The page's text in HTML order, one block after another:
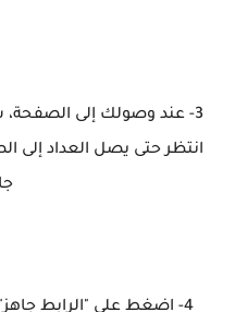
3- عند وصولك إلى الصفحة،
انتظر حتى يصل العداد إلى
4- اضغط على "الرابط